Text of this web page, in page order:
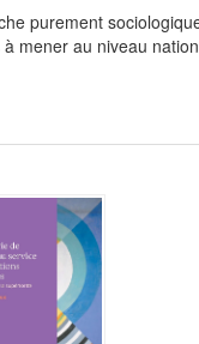
purement
mener au niveau